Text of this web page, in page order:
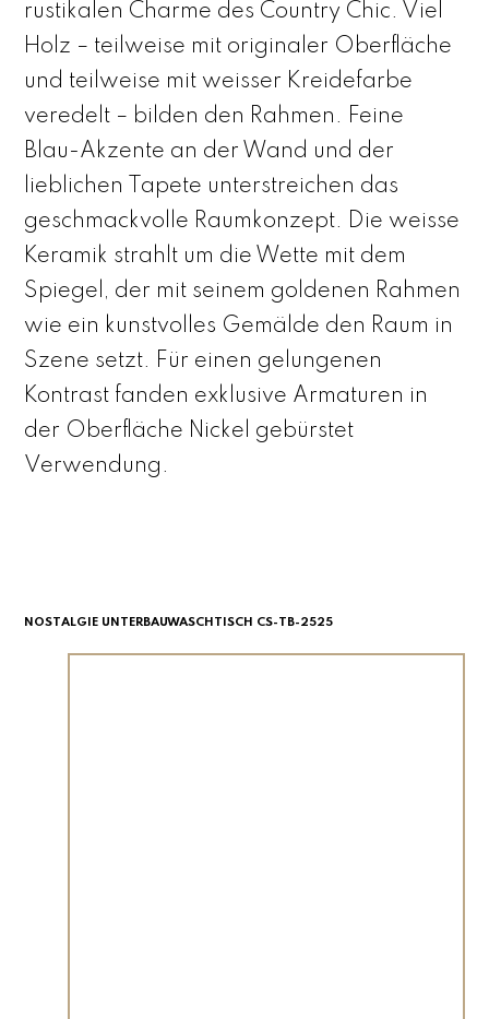
rustikalen Charme des Country Chic. Viel
Holz – teilweise mit originaler Oberfläche
und teilweise mit weisser Kreidefarbe
veredelt – bilden den Rahmen. Feine
Blau-Akzente an der Wand und der
lieblichen Tapete unterstreichen das
geschmackvolle Raumkonzept. Die weisse
Keramik strahlt um die Wette mit dem
Spiegel, der mit seinem goldenen Rahmen
wie ein kunstvolles Gemälde den Raum in
Szene setzt. Für einen gelungenen
Kontrast fanden exklusive Armaturen in
der Oberfläche Nickel gebürstet
Verwendung.
NOSTALGIE UNTERBAUWASCHTISCH CS-TB-2525